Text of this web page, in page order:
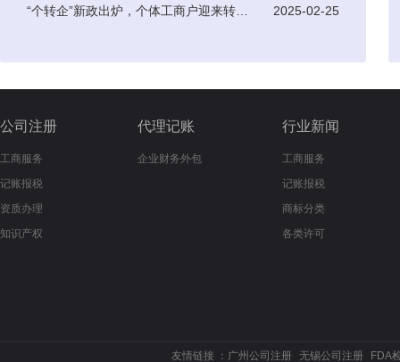
2025-02-25
公司注册
工商服务
记账报税
资质办理
知识产权
代理记账
企业财务外包
行业新闻
工商服务
记账报税
商标分类
各类许可
友情链接 ： 广州公司注册 无锡公司注册 FDA